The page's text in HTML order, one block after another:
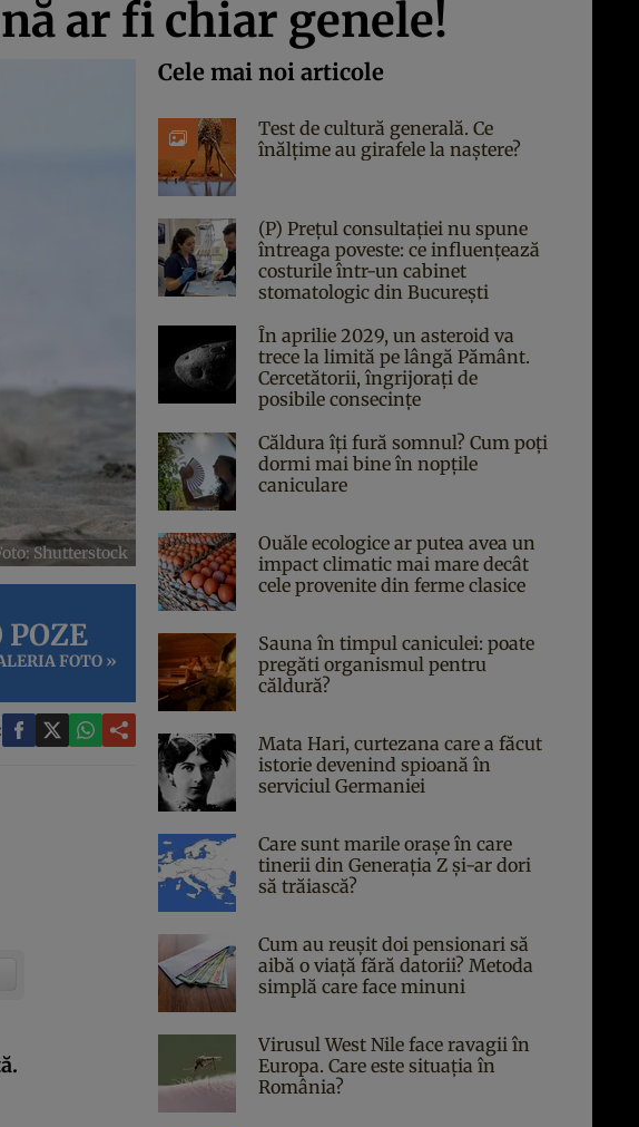
ar fi chiar genele!
Shutterstock
POZE
FOTO »
Cele mai noi articole
Test de cultură generală. Ce
înălțime au girafele la naștere?
(P) Prețul consultației nu spune
întreaga poveste: ce influențează
costurile într-un cabinet
stomatologic din București
În aprilie 2029, un asteroid va
trece la limită pe lângă Pământ.
Cercetătorii, îngrijorați de
posibile consecințe
Căldura îți fură somnul? Cum poți
dormi mai bine în nopțile
caniculare
Ouăle ecologice ar putea avea un
impact climatic mai mare decât
cele provenite din ferme clasice
Sauna în timpul caniculei: poate
pregăti organismul pentru
căldură?
Mata Hari, curtezana care a făcut
istorie devenind spioană în
serviciul Germaniei
Care sunt marile orașe în care
tinerii din Generația Z și-ar dori
să trăiască?
Cum au reușit doi pensionari să
aibă o viață fără datorii? Metoda
simplă care face minuni
Virusul West Nile face ravagii în
Europa. Care este situația în
România?